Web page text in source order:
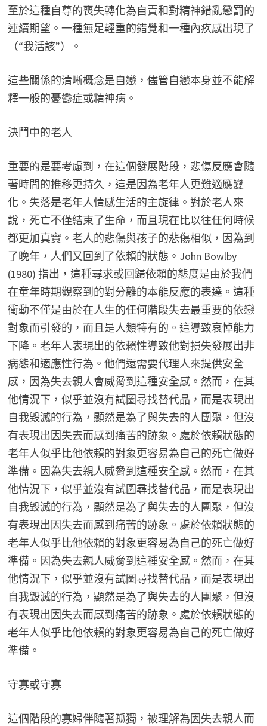
至於這種自尊的喪失轉化為自責和對精神錯亂懲罰的
連續期望。一種無足輕重的錯覺和一種內疚感出現了
（“我活該”）。
這些關係的清晰概念是自戀，儘管自戀本身並不能解
釋一般的憂鬱症或精神病。
決鬥中的老人
重要的是要考慮到，在這個發展階段，悲傷反應會隨
著時間的推移更持久，這是因為老年人更難適應變
化。失落是老年人情感生活的主旋律。對於老人來
說，死亡不僅結束了生命，而且現在比以往任何時候
都更加真實。老人的悲傷與孩子的悲傷相似，因為到
了晚年，人們又回到了依賴的狀態。John Bowlby
(1980) 指出，這種尋求或回歸依賴的態度是由於我們
在童年時期觀察到的對分離的本能反應的表達。這種
衝動不僅是由於在人生的任何階段失去最重要的依戀
對象而引發的，而且是人類特有的。這導致哀悼能力
下降。老年人表現出的依賴性導致他對損失發展出非
病態和適應性行為。他們還需要代理人來提供安全
感，因為失去親人會威脅到這種安全感。然而，在其
他情況下，似乎並沒有試圖尋找替代品，而是表現出
自我毀滅的行為，顯然是為了與失去的人團聚，但沒
有表現出因失去而感到痛苦的跡象。處於依賴狀態的
老年人似乎比他依賴的對象更容易為自己的死亡做好
準備。因為失去親人威脅到這種安全感。然而，在其
他情況下，似乎並沒有試圖尋找替代品，而是表現出
自我毀滅的行為，顯然是為了與失去的人團聚，但沒
有表現出因失去而感到痛苦的跡象。處於依賴狀態的
老年人似乎比他依賴的對象更容易為自己的死亡做好
準備。因為失去親人威脅到這種安全感。然而，在其
他情況下，似乎並沒有試圖尋找替代品，而是表現出
自我毀滅的行為，顯然是為了與失去的人團聚，但沒
有表現出因失去而感到痛苦的跡象。處於依賴狀態的
老年人似乎比他依賴的對象更容易為自己的死亡做好
準備。
守寡或守寡
這個階段的寡婦伴隨著孤獨，被理解為因失去親人而